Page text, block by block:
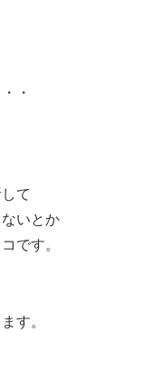
・
て
いとか
です。
す。